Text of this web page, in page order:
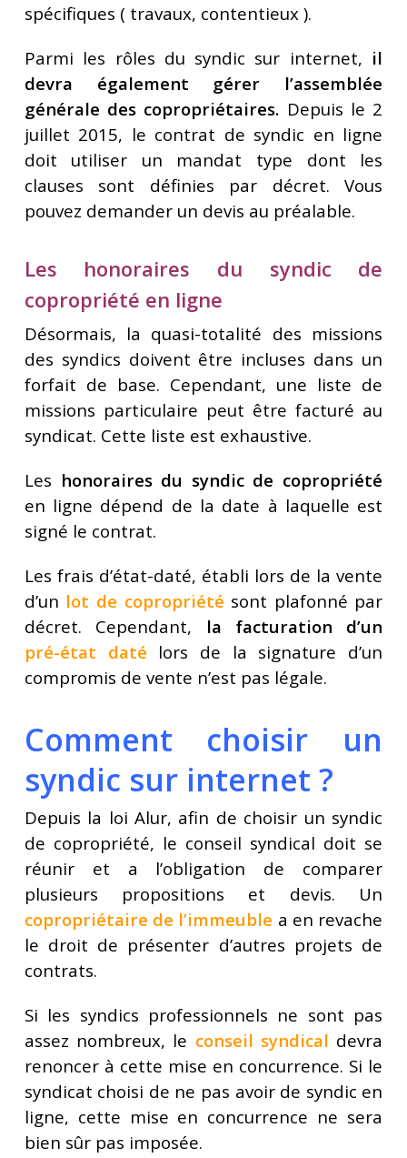
spécifiques ( travaux, contentieux ).
Parmi les rôles du syndic sur internet, il
devra également gérer l’assemblée
générale des copropriétaires. Depuis le 2
juillet 2015, le contrat de syndic en ligne
doit utiliser un mandat type dont les
clauses sont définies par décret. Vous
pouvez demander un devis au préalable.
Les honoraires du syndic de
copropriété en ligne
Désormais, la quasi-totalité des missions
des syndics doivent être incluses dans un
forfait de base. Cependant, une liste de
missions particulaire peut être facturé au
syndicat. Cette liste est exhaustive.
Les honoraires du syndic de copropriété
en ligne dépend de la date à laquelle est
signé le contrat.
Les frais d’état-daté, établi lors de la vente
d’un lot de copropriété sont plafonné par
décret. Cependant, la facturation d’un
pré-état daté lors de la signature d’un
compromis de vente n’est pas légale.
Comment choisir un
syndic sur internet ?
Depuis la loi Alur, afin de choisir un syndic
de copropriété, le conseil syndical doit se
réunir et a l’obligation de comparer
plusieurs propositions et devis. Un
copropriétaire de l’immeuble a en revache
le droit de présenter d’autres projets de
contrats.
Si les syndics professionnels ne sont pas
assez nombreux, le conseil syndical devra
renoncer à cette mise en concurrence. Si le
syndicat choisi de ne pas avoir de syndic en
ligne, cette mise en concurrence ne sera
bien sûr pas imposée.